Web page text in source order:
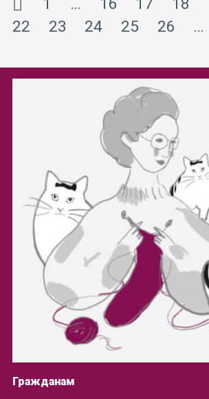
1 … 16 17 18
22
23 24 25 26 …
Гражданам